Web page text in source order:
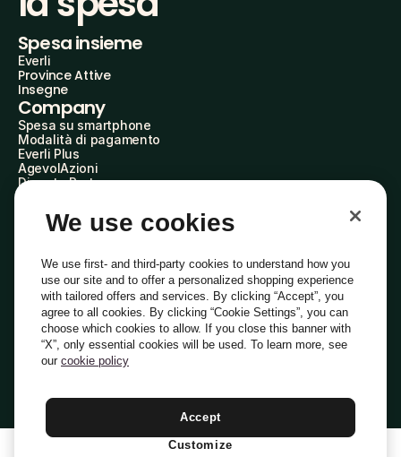
Spesa insieme
Everli
Province Attive
Insegne
Company
Spesa su smartphone
Modalità di pagamento
Everli Plus
AgevolAzioni
Diventa Partner
Everli Shoppers
About Us
Everli News
Domande frequenti
Lavora con noi
Diventa Shopper
Investitori
PrivacyCookiePreferenze Cookie
Termini e CondizioniCodice Etico
Indirizzo PEC: everli@pec.it - indirizzo DPO: dpo@everli.com
Italiano
We use cookies
We use first- and third-party cookies to understand how you
use our site and to offer a personalized shopping experience
with tailored offers and services. By clicking “Accept”, you
agree to all cookies. By clicking “Cookie Settings”, you can
choose which cookies to allow. If you close this banner with
“X”, only essential cookies will be used. To learn more, see
our cookie policy
Accept
Customize